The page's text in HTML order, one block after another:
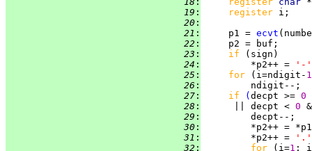
  19
: register
  20
:
  21
:
     p1 =
ecvt
  22
:
  23
: if
  24
:
         *p2++ =
'-'
  25
: for (i=ndigit- 1
  26
:
  27
: if ( decpt >= 0
  28
:
      || decpt <
0
  29
:
  30
:
  31
:
         *p2++ =
'.'
  32
: for (i=1